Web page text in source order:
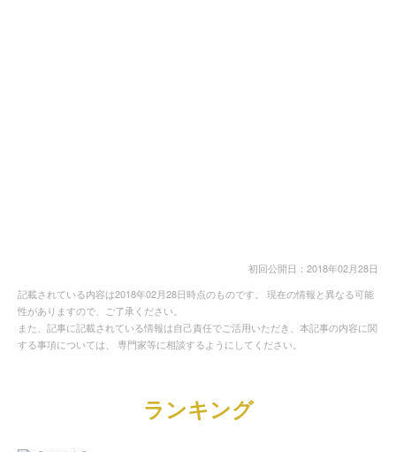
初回公開日：2018年02月28日
記載されている内容は2018年02月28日時点のものです。 現在の情報と異なる可能
性がありますので、ご了承ください。
また、記事に記載されている情報は自己責任でご活用いただき、本記事の内容に関
する事項については、 専門家等に相談するようにしてください。
ランキング